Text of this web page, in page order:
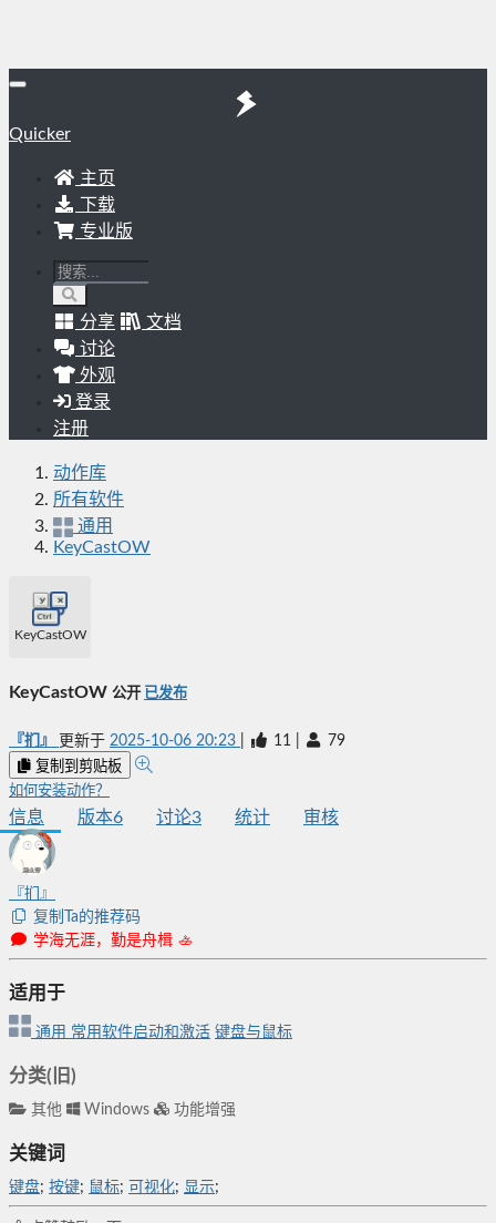
Quicker
主页
下载
专业版
分享
文档
讨论
外观
登录
注册
动作库
所有软件
通用
KeyCastOW
KeyCastOW
KeyCastOW 公开 已发布
『扪』 更新于 2025-10-06 20:23 11 79
复制到剪贴板
如何安装动作？
信息 版本6 讨论3 统计 审核
『扪』
复制Ta的推荐码
学海无涯，勤是舟楫 🚣
适用于
通用 常用软件启动和激活 键盘与鼠标
分类(旧)
其他 Windows 功能增强
关键词
键盘; 按键; 鼠标; 可视化; 显示;